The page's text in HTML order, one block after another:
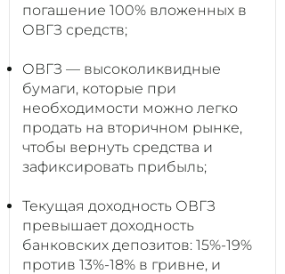
погашение 100% вложенных в
ОВГЗ средств;
ОВГЗ — высоколиквидные
бумаги, которые при
необходимости можно легко
продать на вторичном рынке,
чтобы вернуть средства и
зафиксировать прибыль;
Текущая доходность ОВГЗ
превышает доходность
банковских депозитов: 15%-19%
против 13%-18% в гривне, и